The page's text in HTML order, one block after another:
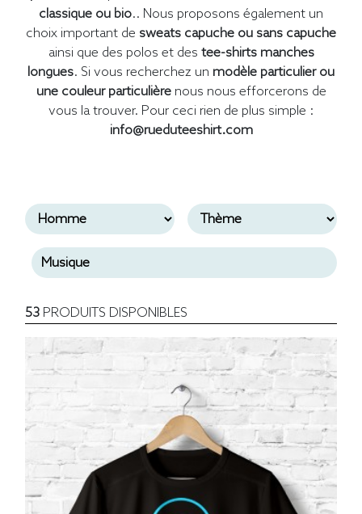
classique ou bio.. Nous proposons également un
choix important de sweats capuche ou sans capuche
ainsi que des polos et des tee-shirts manches
longues. Si vous recherchez un modèle particulier ou
une couleur particulièrenous nous efforcerons de
vous la trouver. Pour ceci rien de plus simple :
info@rueduteeshirt.com
53 PRODUITS DISPONIBLES